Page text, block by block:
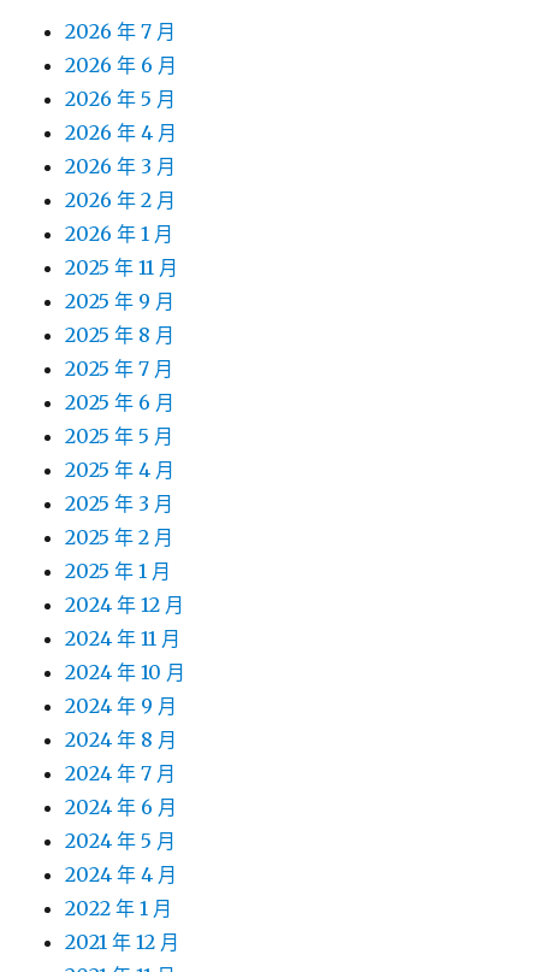
2026 年 7 月
2026 年 6 月
2026 年 5 月
2026 年 4 月
2026 年 3 月
2026 年 2 月
2026 年 1 月
2025 年 11 月
2025 年 9 月
2025 年 8 月
2025 年 7 月
2025 年 6 月
2025 年 5 月
2025 年 4 月
2025 年 3 月
2025 年 2 月
2025 年 1 月
2024 年 12 月
2024 年 11 月
2024 年 10 月
2024 年 9 月
2024 年 8 月
2024 年 7 月
2024 年 6 月
2024 年 5 月
2024 年 4 月
2022 年 1 月
2021 年 12 月